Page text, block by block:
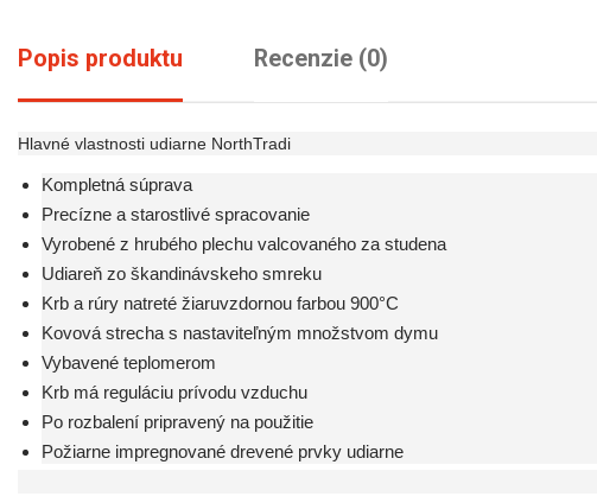
Popis produktu Recenzie (0)
Hlavné vlastnosti udiarne NorthTradi
Kompletná súprava
Precízne a starostlivé spracovanie
Vyrobené z hrubého plechu valcovaného za studena
Udiareň zo škandinávskeho smreku
Krb a rúry natreté žiaruvzdornou farbou 900°C
Kovová strecha s nastaviteľným množstvom dymu
Vybavené teplomerom
Krb má reguláciu prívodu vzduchu
Po rozbalení pripravený na použitie
Požiarne impregnované drevené prvky udiarne